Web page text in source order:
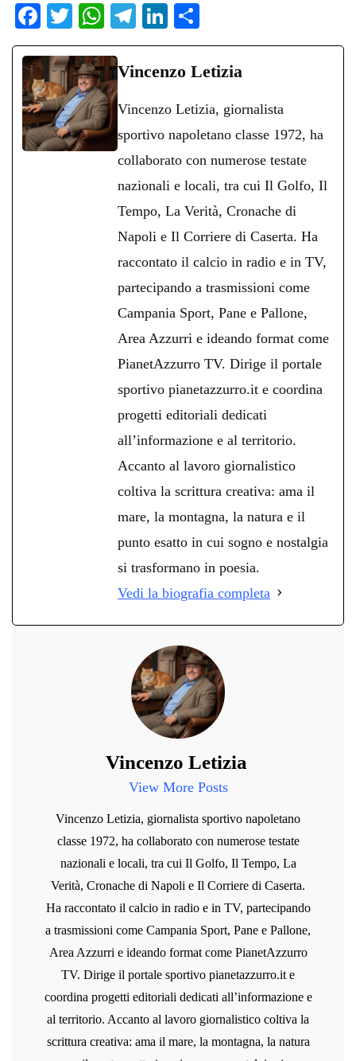
Fa
ce
bo
ok
T
wi
tte
r
W
ha
ts
A
pp
Te
le
gr
m
Li
nk
ed
on
di
di
Vincenzo Letizia
Vincenzo Letizia, giornalista
sportivo napoletano classe 1972, ha
collaborato con numerose testate
nazionali e locali, tra cui Il Golfo, Il
Tempo, La Verità, Cronache di
Napoli e Il Corriere di Caserta. Ha
raccontato il calcio in radio e in TV,
partecipando a trasmissioni come
Campania Sport, Pane e Pallone,
Area Azzurri e ideando format come
PianetAzzurro TV. Dirige il portale
sportivo pianetazzurro.it e coordina
progetti editoriali dedicati
all’informazione e al territorio.
Accanto al lavoro giornalistico
coltiva la scrittura creativa: ama il
mare, la montagna, la natura e il
punto esatto in cui sogno e nostalgia
si trasformano in poesia.
Vedi la biografia completa
Vincenzo Letizia
View More Posts
Vincenzo Letizia, giornalista sportivo napoletano
classe 1972, ha collaborato con numerose testate
nazionali e locali, tra cui Il Golfo, Il Tempo, La
Verità, Cronache di Napoli e Il Corriere di Caserta.
Ha raccontato il calcio in radio e in TV, partecipando
a trasmissioni come Campania Sport, Pane e Pallone,
Area Azzurri e ideando format come PianetAzzurro
TV. Dirige il portale sportivo pianetazzurro.it e
coordina progetti editoriali dedicati all’informazione e
al territorio. Accanto al lavoro giornalistico coltiva la
scrittura creativa: ama il mare, la montagna, la natura